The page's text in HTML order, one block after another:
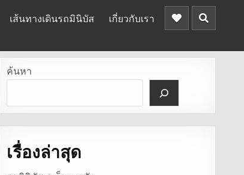
เส้นทางเดินรถมินิบัส เกี่ยวกับเรา
ค้นหา
เรื่องล่าสุด